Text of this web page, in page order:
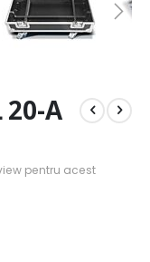
20-A
pentru acest